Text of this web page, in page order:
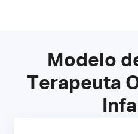
Modelo
Terapeuta